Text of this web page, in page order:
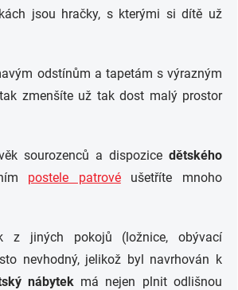
jsou hračky, s kterými si dítě už
odstínům a tapetám s výrazným
zmenšíte už tak dost malý prostor
sourozenců a dispozice dětského
postele patrovéušetříte mnoho
z jiných pokojů (ložnice, obývací
nevhodný, jelikož byl navrhován k
nábytekmá nejen plnit odlišnou